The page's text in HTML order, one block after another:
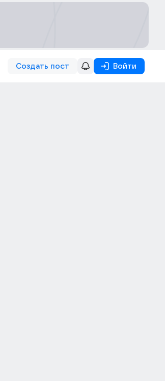
Создать пост Войти